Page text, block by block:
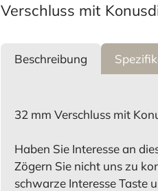
Verschluss mit
Beschreibung
32 mm Verschluss mit
Haben Sie Interesse an
Zögern Sie nicht uns zu
schwarze Interesse Taste